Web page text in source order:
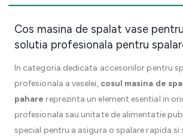
Cos masina de spalat vase
solutia profesionala pentru
In categoria dedicata accesoriilor pentru
profesionala a veselei, cosul masina de
pahare reprezinta un element esential in
profesionala sau unitate de alimentatie
special pentru a asigura o spalare rapida si